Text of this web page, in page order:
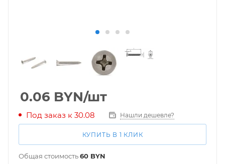
0.06 BYN/шт
Под заказ к 30.08 Нашли дешевле?
КУПИТЬ В 1 КЛИК
Общая стоимость60 BYN